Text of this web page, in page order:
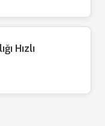
Hızlı